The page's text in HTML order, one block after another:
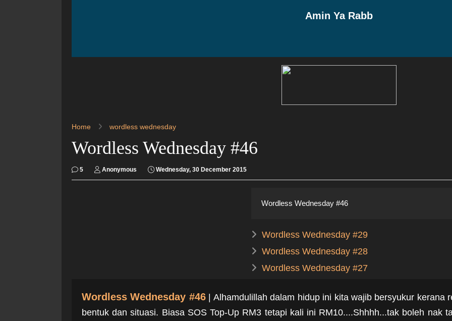
Amin Ya Rabb
Home wordless wednesday
Wordless Wednesday #46
5 Anonymous Wednesday, 30 December 2015
Wordless Wednesday #46
Wordless Wednesday #29
Wordless Wednesday #28
Wordless Wednesday #27
Wordless Wednesday #46| Alhamdulillah dalam hidup ini kita wajib bersyukur kerana
bentuk dan situasi. Biasa SOS Top-Up RM3 tetapi kali ini RM10....Shhhh...tak boleh nak